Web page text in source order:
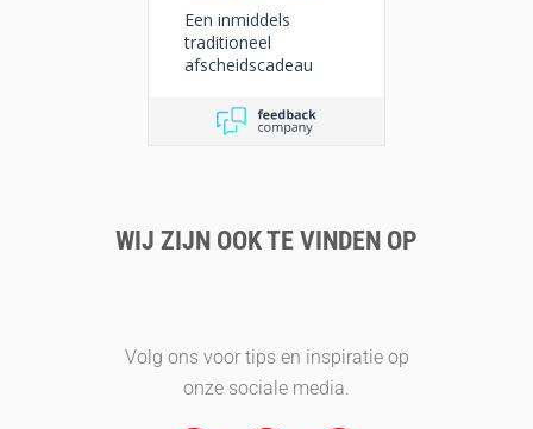
Een inmiddels
traditioneel
afscheidscadeau
WIJ ZIJN OOK TE VINDEN OP
Volg ons voor tips en inspiratie op
onze sociale media.